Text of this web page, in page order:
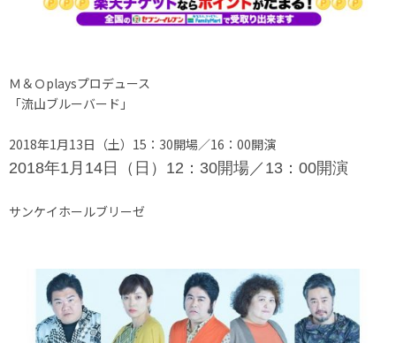
Ｍ＆Ｏplaysプロデュース
「流山ブルーバード」
2018年1月13日（土）15：30開場／16：00開演
2018年1月14日（日）12：30開場／13：00開演
サンケイホールブリーゼ